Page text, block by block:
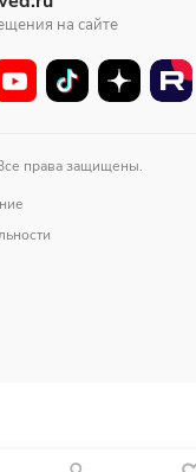
на сайте
права защищены.